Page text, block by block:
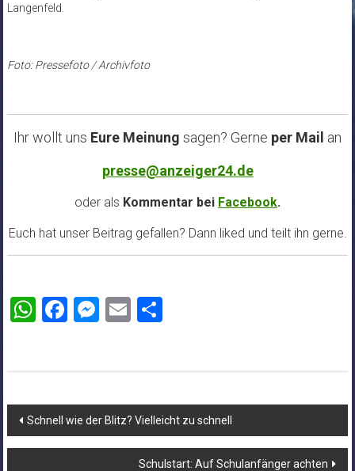
Langenfeld.
Foto: Pressefoto / Archivfoto
Ihr wollt uns Eure Meinung sagen? Gerne per Mail an
presse@anzeiger24.de
oder als Kommentar bei Facebook.
Euch hat unser Beitrag gefallen? Dann liked und teilt ihn gerne.
WhatsApp
Facebook
Messenger
EmailTeilen
Beitragsnavigation
Schnell wie der Blitz? Vielleicht zu schnell
Schulstart: Auf Schulanfänger achten